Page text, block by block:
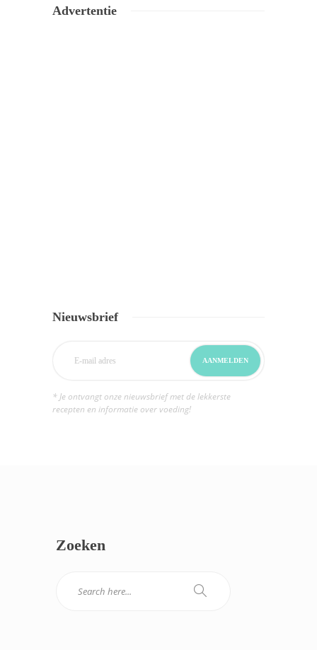
Advertentie
Nieuwsbrief
* Je ontvangt onze nieuwsbrief met de lekkerste
recepten en informatie over voeding!
Zoeken